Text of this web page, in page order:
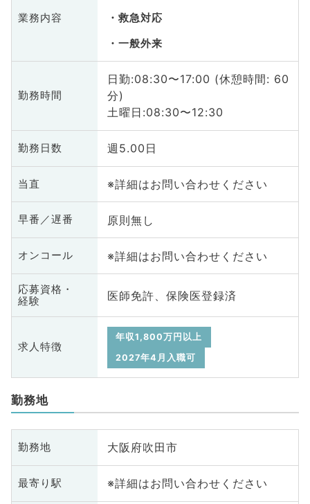
業務内容 救急対応
一般外来
勤務時間
日勤:08:30〜17:00 (休憩時間: 60
分)
土曜日:08:30〜12:30
勤務日数 週5.00日
当直 ※詳細はお問い合わせください
早番／遅番 原則無し
オンコール ※詳細はお問い合わせください
応募資格・
経験
医師免許、保険医登録済
求人特徴
年収1,800万円以上
2027年4月入職可
勤務地
勤務地 大阪府吹田市
最寄り駅 ※詳細はお問い合わせください